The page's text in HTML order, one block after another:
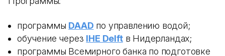
программы DAAD по управлению водой;
обучение через IHE Delftв Нидерландах;
программы Всемирного банка по подготовке